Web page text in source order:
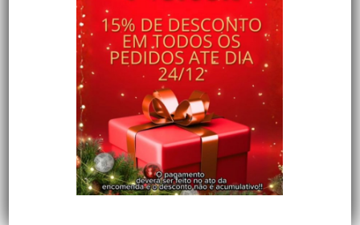
FLORAL FASE-NOVA